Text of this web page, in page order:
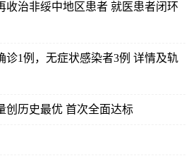
收治非绥中地区患者 就医患者闭环
诊1例，无症状感染者3例 详情及轨
创历史最优 首次全面达标